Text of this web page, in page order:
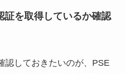
を取得しているか確認
認しておきたいのが、PSE